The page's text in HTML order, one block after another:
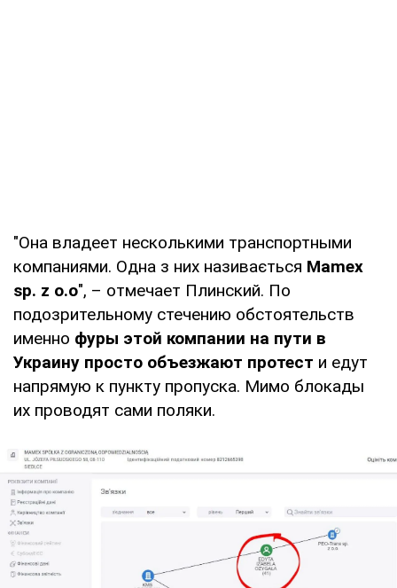
"Она владеет несколькими транспортными
компаниями. Одна з них називається Мamex
sp. z o.o", – отмечает Плинский. По
подозрительному стечению обстоятельств
именно фуры этой компании на пути в
Украину просто объезжают протест и едут
напрямую к пункту пропуска. Мимо блокады
их проводят сами поляки.